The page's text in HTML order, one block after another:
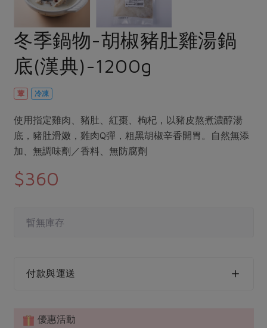
美妝保養 個人清潔
家庭清潔 織品
日用品 圖書禮品
防災用品
最新產品
優惠專區
主題食譜
異國料理
年菜食譜
養身食補
高麗菜海鮮煎餅
2024農業發展計畫年度報告
更多議題活動
把最好的台灣味帶回家！
生活者e週報
綠主張月刊
典藏閱覽室
社務專區
選舉專區
最新消息
媒體報導
下載專區
地區活動
社務會議
冬季鍋物-胡椒豬肚雞湯鍋
底(漢典)-1200g
葷 冷凍
使用指定雞肉、豬肚、紅棗、枸杞，以豬皮熬煮濃醇湯
底，豬肚滑嫩，雞肉Q彈，粗黑胡椒辛香開胃。自然無添
加、無調味劑／香料、無防腐劑
$360
暫無庫存
付款與運送
優惠活動